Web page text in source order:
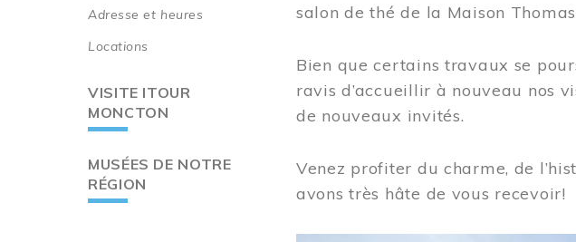
Adresse et heures
Locations
VISITE ITOUR
MONCTON
MUSÉES DE NOTRE
RÉGION
salon de thé de la Maison
Bien que certains travaux se
ravis d’accueillir à nouveau nos
de nouveaux invités.
Venez profiter du charme, de
avons très hâte de vous recevoir!